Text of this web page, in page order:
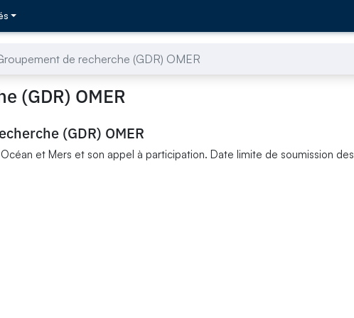
de recherche (GDR) OMER
(GDR) OMER
(GDR) OMER
et Mers et son appel à participation. Date limite de soumission des